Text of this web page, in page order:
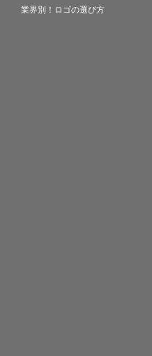
業界別！ロゴの選び方